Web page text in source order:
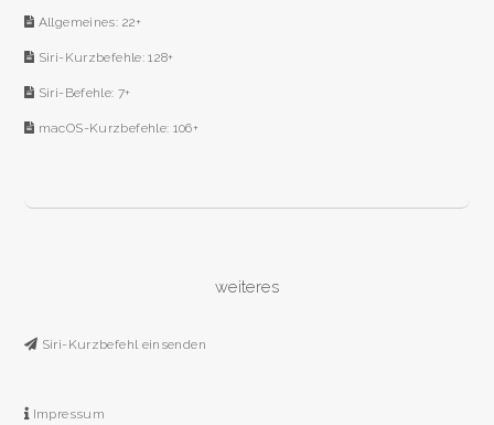
Allgemeines: 22+
Siri-Kurzbefehle: 128+
Siri-Befehle: 7+
macOS-Kurzbefehle: 106+
weiteres
Siri-Kurzbefehl einsenden
Impressum